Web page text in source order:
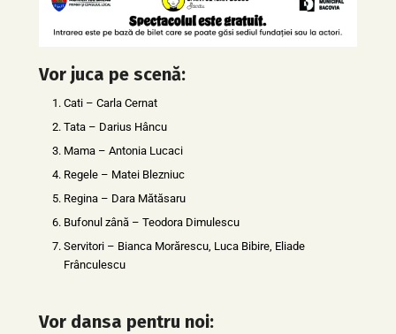
Vor juca pe scenă:
Cati – Carla Cernat
Tata – Darius Hâncu
Mama – Antonia Lucaci
Regele – Matei Blezniuc
Regina – Dara Mătăsaru
Bufonul zână – Teodora Dimulescu
Servitori – Bianca Morărescu, Luca Bibire, Eliade
Frânculescu
Vor dansa pentru noi: